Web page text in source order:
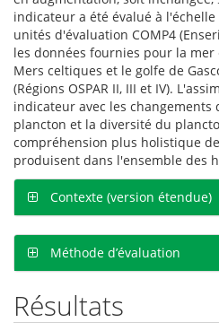
indicateur a été évalué à
unités d'évaluation COMP4
les données fournies pour la
Mers celtiques et le golfe de
(Régions OSPAR II, III et IV).
indicateur avec les changements
plancton et la diversité du
compréhension plus holistique
produisent dans l'ensemble des
Contexte (version étendue)
Méthode d’évaluation
Résultats